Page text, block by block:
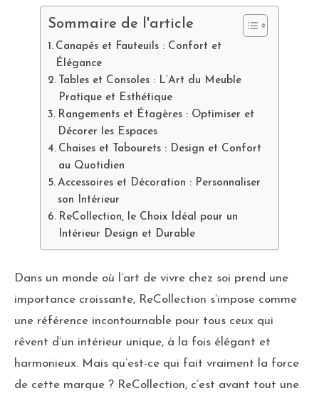
Sommaire de l'article
Canapés et Fauteuils : Confort et
Élégance
Tables et Consoles : L’Art du Meuble
Pratique et Esthétique
Rangements et Étagères : Optimiser et
Décorer les Espaces
Chaises et Tabourets : Design et Confort
au Quotidien
Accessoires et Décoration : Personnaliser
son Intérieur
ReCollection, le Choix Idéal pour un
Intérieur Design et Durable
Dans un monde où l’art de vivre chez soi prend une
importance croissante, ReCollection s’impose comme
une référence incontournable pour tous ceux qui
rêvent d’un intérieur unique, à la fois élégant et
harmonieux. Mais qu’est-ce qui fait vraiment la force
de cette marque ? ReCollection, c’est avant tout une